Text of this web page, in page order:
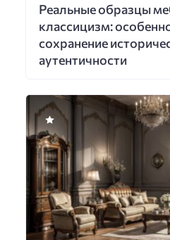
Реальные образцы
классицизм:
сохранение
аутентичности